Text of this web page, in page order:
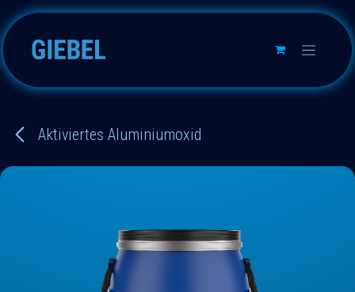
Zum Inhalt springen
Aktiviertes Aluminiumoxid